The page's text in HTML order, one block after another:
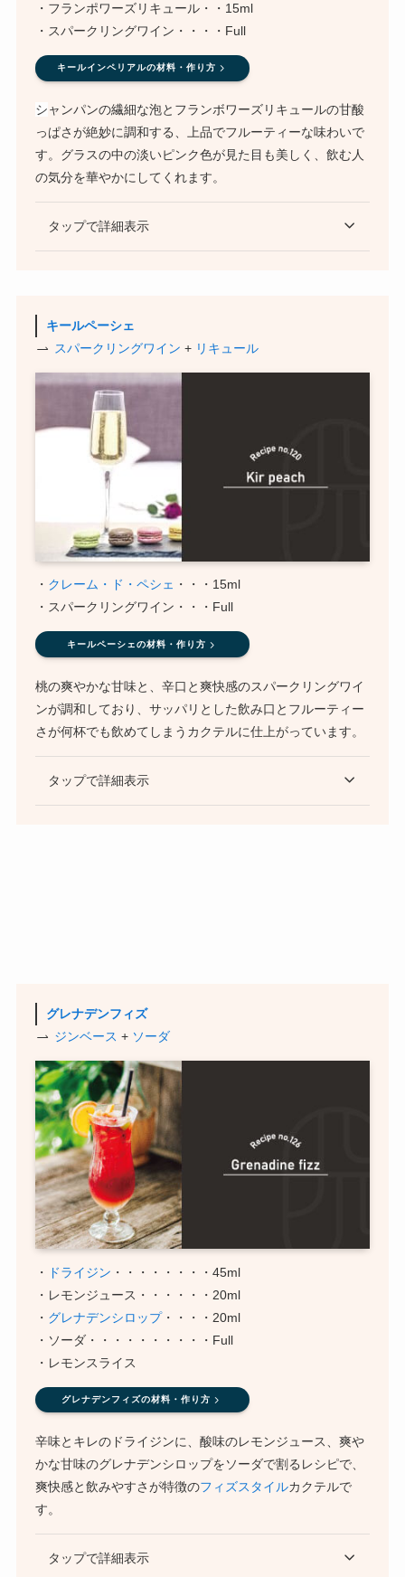
・フランポワーズリキュール・・15ml
・スパークリングワイン・・・・Full
キールインペリアルの材料・作り方
シャンパンの繊細な泡とフランボワーズリキュールの甘酸
っぱさが絶妙に調和する、上品でフルーティーな味わいで
す。グラスの中の淡いピンク色が見た目も美しく、飲む人
の気分を華やかにしてくれます。
タップで詳細表示
キールペーシェ
スパークリングワイン + リキュール
・ クレーム・ド・ペシェ ・・・15ml
・スパークリングワイン・・・Full
キールペーシェの材料・作り方
桃の爽やかな甘味と、辛口と爽快感のスパークリングワイ
ンが調和しており、サッパリとした飲み口とフルーティー
さが何杯でも飲めてしまうカクテルに仕上がっています。
タップで詳細表示
グレナデンフィズ
ジンベース + ソーダ
・ ドライジン ・・・・・・・・45ml
・レモンジュース・・・・・・20ml
・ グレナデンシロップ・・・・20ml
・ソーダ・・・・・・・・・・Full
・レモンスライス
グレナデンフィズの材料・作り方
辛味とキレのドライジンに、酸味のレモンジュース、爽や
かな甘味のグレナデンシロップをソーダで割るレシピで、
爽快感と飲みやすさが特徴のフィズスタイルカクテルで
す。
タップで詳細表示